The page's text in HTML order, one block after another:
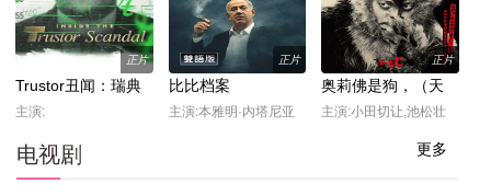
尼斯·多拉多,迈克尔·卡
迪尔,乔安娜·哈灵顿,戴
尔·韦德·戴维斯,苏珊·阿
瑟,玛德琳·拜耳,彼得·多
正片
Trustor丑闻：瑞典
金融案内幕
主演:
正片
比比档案
主演:本雅明·内塔尼亚
正片
奥莉佛是狗，（天
哪！！）这家伙 电
主演:小田切让,池松壮
冈山天音,黑木华,铃木
电视剧 更多